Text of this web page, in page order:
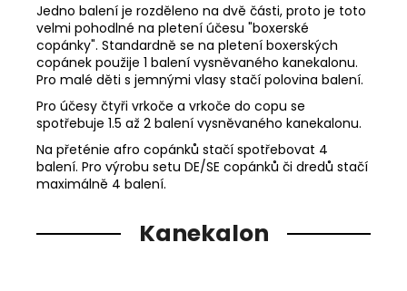
Jedno balení je rozděleno na dvě části, proto je toto
velmi pohodlné na pletení účesu "boxerské
copánky". Standardně se na pletení boxerských
copánek použije 1 balení vysněvaného kanekalonu.
Pro malé děti s jemnými vlasy stačí polovina balení.
Pro účesy čtyři vrkoče a vrkoče do copu se
spotřebuje 1.5 až 2 balení vysněvaného kanekalonu.
Na přeténie afro copánků stačí spotřebovat 4
balení. Pro výrobu setu DE/SE copánků či dredů stačí
maximálně 4 balení.
Kanekalon